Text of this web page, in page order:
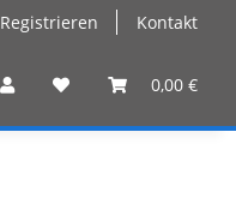
Registrieren Kontakt
0,00 €